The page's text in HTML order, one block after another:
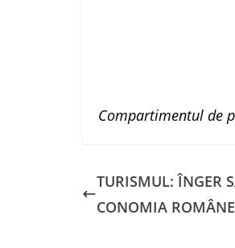
Compartimentul de
TURISMUL: ÎNGER
CONOMIA